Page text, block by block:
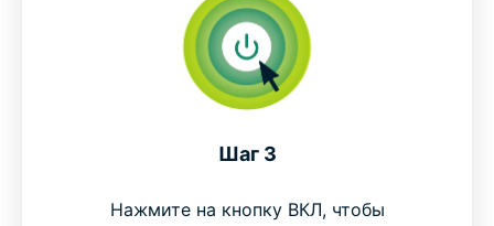
Шаг 3
Нажмите на кнопку ВКЛ, чтобы